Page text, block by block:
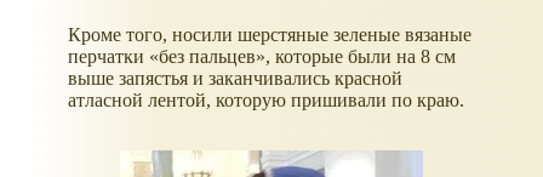
Кроме того, носили шерстяные зеленые вязаные
перчатки «без пальцев», которые были на 8 см
выше запястья и заканчивались красной
атласной лентой, которую пришивали по краю.